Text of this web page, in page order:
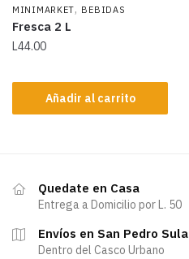
MINIMARKET, BEBIDAS
Fresca 2 L
L44.00
Añadir al carrito
Quedate en Casa
Entrega a Domicilio por L. 50
Envíos en San Pedro Sula
Dentro del Casco Urbano